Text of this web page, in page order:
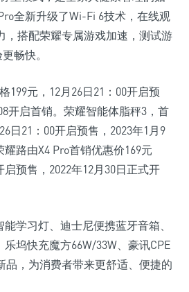
全新升级了Wi-Fi 6技术，在线观
，搭配荣耀专属游戏加速，测试游
畅快。
199元，12月26日21：00开启预
开启首销。荣耀智能体脂秤3，首
日21：00开启预售，2023年1月9
耀路由X4 Pro首销优惠价169元
启预售，2022年12月30日正式开
学习灯、迪士尼便携蓝牙音箱、
乐坞快充魔方66W/33W、豪讯CPE
品，为消费者带来更舒适、便捷的